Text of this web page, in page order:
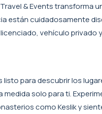
& Events transforma
están cuidadosamente
vehículo privado
listo para descubrir los
solo para ti.
como Keslik y